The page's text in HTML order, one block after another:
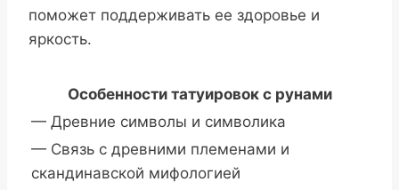
поможет поддерживать ее здоровье и
яркость.
Особенности татуировок с рунами
— Древние символы и символика
— Связь с древними племенами и
скандинавской мифологией